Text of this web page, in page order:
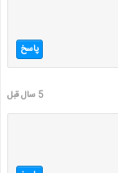
پاسخ
5 سال قبل